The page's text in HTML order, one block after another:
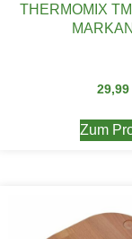
THERMOMIX
29,99
Zum